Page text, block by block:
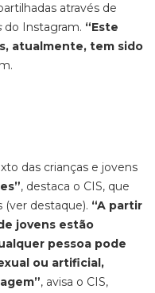
através de
do Instagram. “Este
atualmente, tem sido
das crianças e jovens
, destaca o CIS, que
destaque). “A partir
jovens estão
pessoa pode
ou artificial,
, avisa o CIS,